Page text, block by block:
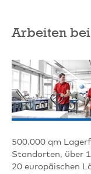
Arbeiten
500.000 qm
Standorten, über
20 europäischen